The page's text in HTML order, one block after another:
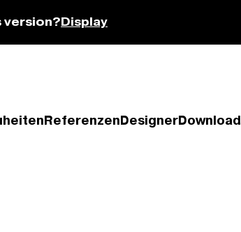
version?Display
ReferenzenDesignerDownload